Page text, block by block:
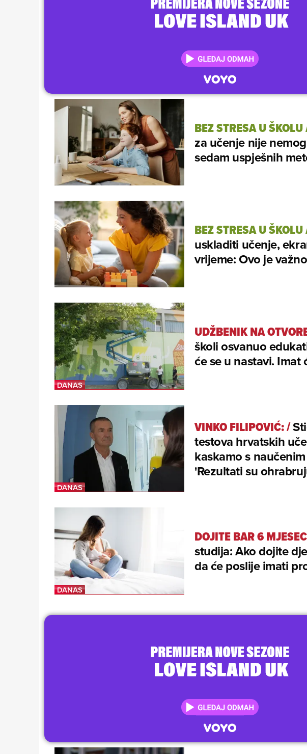
BEZ STRESA U ŠKOLU
za učenje nije
sedam uspješnih
BEZ STRESA U ŠKOLU
uskladiti učenje,
vrijeme: Ovo je
UDŽBENIK NA
školi osvanuo
će se u nastavi. Imat
VINKO FILIPOVIĆ:/
testova hrvatskih
kaskamo s
'Rezultati su
DOJITE BAR 6
studija: Ako dojite
da će poslije imati